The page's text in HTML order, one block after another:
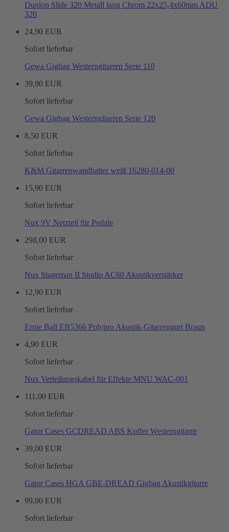
Dunlop Slide 320 Metall lang Chrom 22x25,4x60mm ADU
320
24,90 EUR
Sofort lieferbar
Gewa Gigbag Westerngitarren Serie 110
39,90 EUR
Sofort lieferbar
Gewa Gigbag Westerngitarren Serie 120
8,50 EUR
Sofort lieferbar
K&M Gitarrenwandhalter weiß 16280-014-00
15,90 EUR
Sofort lieferbar
Nux 9V Netzteil für Pedale
298,00 EUR
Sofort lieferbar
Nux Stageman II Studio AC60 Akustikverstärker
12,90 EUR
Sofort lieferbar
Ernie Ball EB5366 Polypro Akustik-Gitarrengurt Braun
4,90 EUR
Sofort lieferbar
Nux Verteilungskabel für Effekte MNU WAC-001
111,00 EUR
Sofort lieferbar
Gator Cases GCDREAD ABS Koffer Westerngitarre
39,00 EUR
Sofort lieferbar
Gator Cases HGA GBE-DREAD Gigbag Akustikgitarre
99,00 EUR
Sofort lieferbar